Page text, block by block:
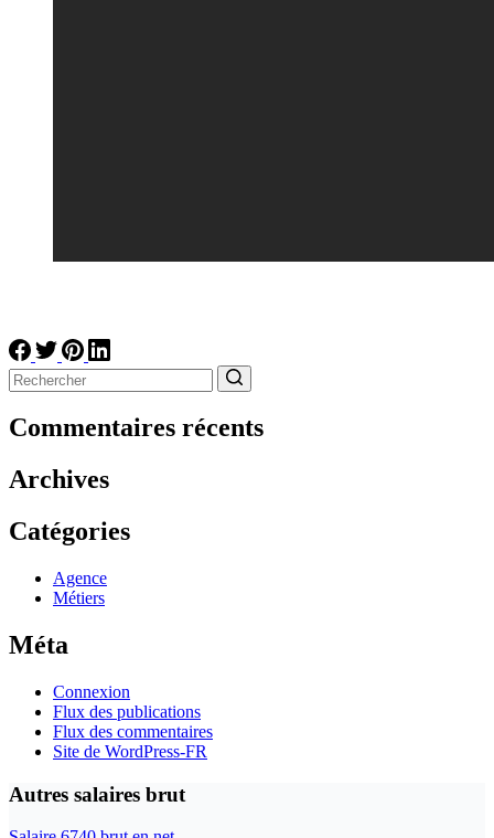
résultat
Commentaires récents
Archives
Catégories
Agence
Métiers
Méta
Connexion
Flux des publications
Flux des commentaires
Site de WordPress-FR
Autres salaires brut